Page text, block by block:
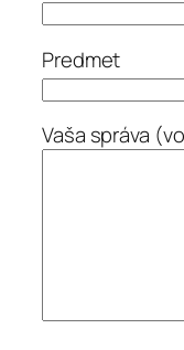
Predmet
Vaša správa